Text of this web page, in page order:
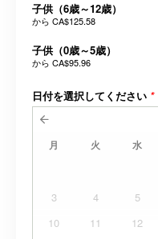
子供（6歳～12歳）
から CA$125.58
子供（0歳～5歳）
から CA$95.96
日付を選択してください *
月 火 水
3
4 5
10
11 12